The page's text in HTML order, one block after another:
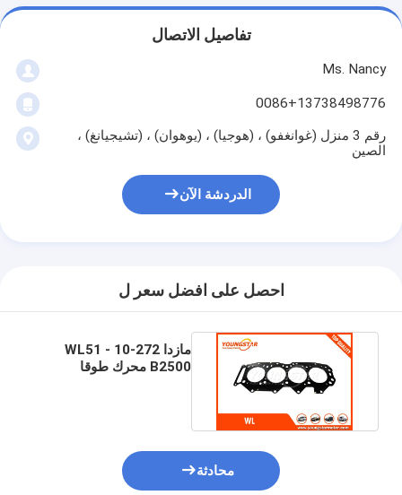
المنزل
المنتجات
تفاصيل الاتصال
Ms. Nancy
0086+13738498776
رقم 3 منزل (غوانغفو) ، (هوجيا) ، (يوهوان) ، (تشيجيانغ) ،
الصين
الدردشة الآن
احصل على افضل سعر ل
مازدا WL51 - 10-272
B2500 محرك طوقا
محادثة